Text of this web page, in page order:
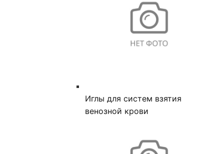
Иглы для систем взятия
венозной крови